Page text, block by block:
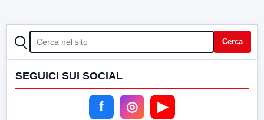
CERCA Cerca
SEGUICI SUI SOCIAL
f ◎ ▶